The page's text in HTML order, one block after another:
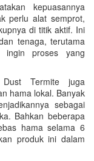
kepuasannya
perlu alat semprot,
di titik aktif. Ini
tenaga, terutama
proses yang
Dust Termite juga
hama lokal. Banyak
sebagai
Bahkan beberapa
hama selama 6
produk ini dalam